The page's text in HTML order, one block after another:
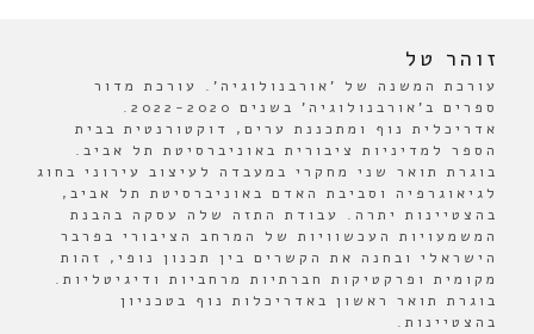
זוהר טל
עורכת המשנה של 'אורבנולוגיה'. עורכת מדור
ספרים ב'אורבנולוגיה' בשנים 2022-2020.
אדריכלית נוף ומתכננת ערים, דוקטורנטית בבית
הספר למדיניות ציבורית באוניברסיטת תל אביב.
בוגרת תואר שני מחקרי במעבדה לעיצוב עירוני בחוג
לגיאוגרפיה וסביבת האדם באוניברסיטת תל אביב,
בהצטיינות יתרה. עבודת התזה שלה עסקה בהבנת
המשמעויות העכשוויות של המרחב הציבורי בפרבר
הישראלי ובחנה את הקשרים בין תכנון נופי, זהות
מקומית ופרקטיקות חברתיות מרחביות ודיגיטליות.
בוגרת תואר ראשון באדריכלות נוף בטכניון
בהצטיינות.